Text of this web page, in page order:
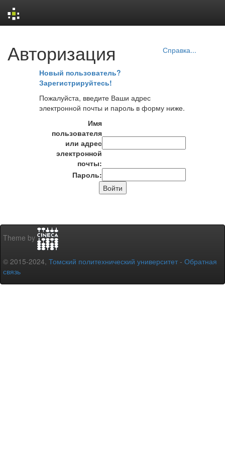
navigation
Авторизация Справка...
Новый пользователь?
Зарегистрируйтесь!
Пожалуйста, введите Ваши адрес
электронной почты и пароль в форму ниже.
Имя
пользователя
или адрес
электронной
почты:
Пароль:
Theme by
© 2015-2024, Томский политехнический университет - Обратная
связь